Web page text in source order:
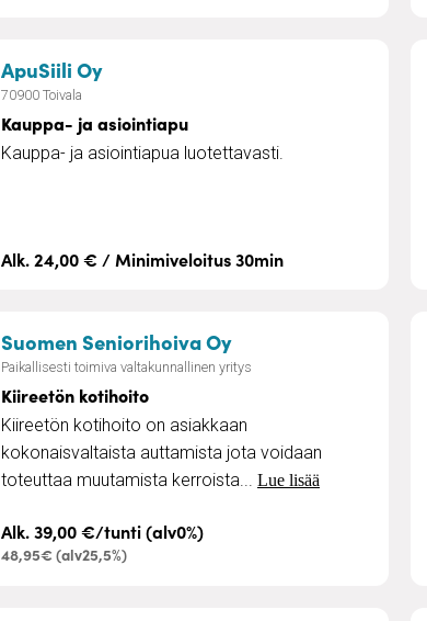
ApuSiili Oy– Kauppa- ja asiointiapu
70900 Toivala
Kauppa- ja asiointiapu
Kauppa- ja asiointiapua luotettavasti.
Alk. 24,00 € / Minimiveloitus 30min
Suomen Seniorihoiva Oy– Kiireetön kotihoito
Paikallisesti toimiva valtakunnallinen yritys
Kiireetön kotihoito
Kiireetön kotihoito on asiakkaan
kokonaisvaltaista auttamista jota voidaan
toteuttaa muutamista kerroista... Lue lisää
Alk. 39,00 €/tunti (alv0%)
48,95€ (alv25,5%)